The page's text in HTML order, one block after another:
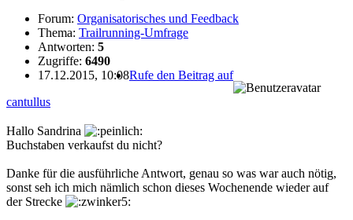
Forum: Organisatorisches und Feedback
Thema: Trailrunning-Umfrage
Antworten: 5
Zugriffe: 6490
17.12.2015, 10:08Rufe den Beitrag auf
cantullus
Hallo Sandrina
Buchstaben verkaufst du nicht?
Danke für die ausführliche Antwort, genau so was war auch nötig,
sonst seh ich mich nämlich schon dieses Wochenende wieder auf
der Strecke